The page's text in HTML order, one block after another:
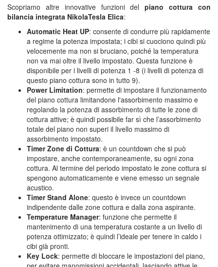
Scopriamo altre innovative funzioni delpiano cottura con
bilancia integrata NikolaTesla Elica:
Automatic Heat UP: consente di condurre più rapidamente
a regime la potenza impostata; i cibi si cuociono quindi più
velocemente ma non si bruciano, poiché la temperatura
non va mai oltre il livello impostato. Questa funzione è
disponibile per i livelli di potenza 1 -8 (i livelli di potenza di
questo piano cottura sono in tutto 9).
Power Limitation: permette di impostare il funzionamento
del piano cottura limitandone l'assorbimento massimo e
regolando la potenza di assorbimento di tutte le zone di
cottura attive; è quindi possibile far sì che l’assorbimento
totale del piano non superi il livello massimo di
assorbimento impostato.
Timer Zone di Cottura: è un countdown che si può
impostare, anche contemporaneamente, su ogni zona
cottura. Al termine del periodo impostato le zone cottura si
spengono automaticamente e viene emesso un segnale
acustico.
Timer Stand Alone: questo è invece un countdown
indipendente dalle zone cottura e dalla zona aspirante.
Temperature Manager: funzione che permette il
mantenimento di una temperatura costante a un livello di
potenza ottimizzato; è quindi l’ideale per tenere in caldo i
cibi già pronti.
Key Lock: permette di bloccare le impostazioni del piano,